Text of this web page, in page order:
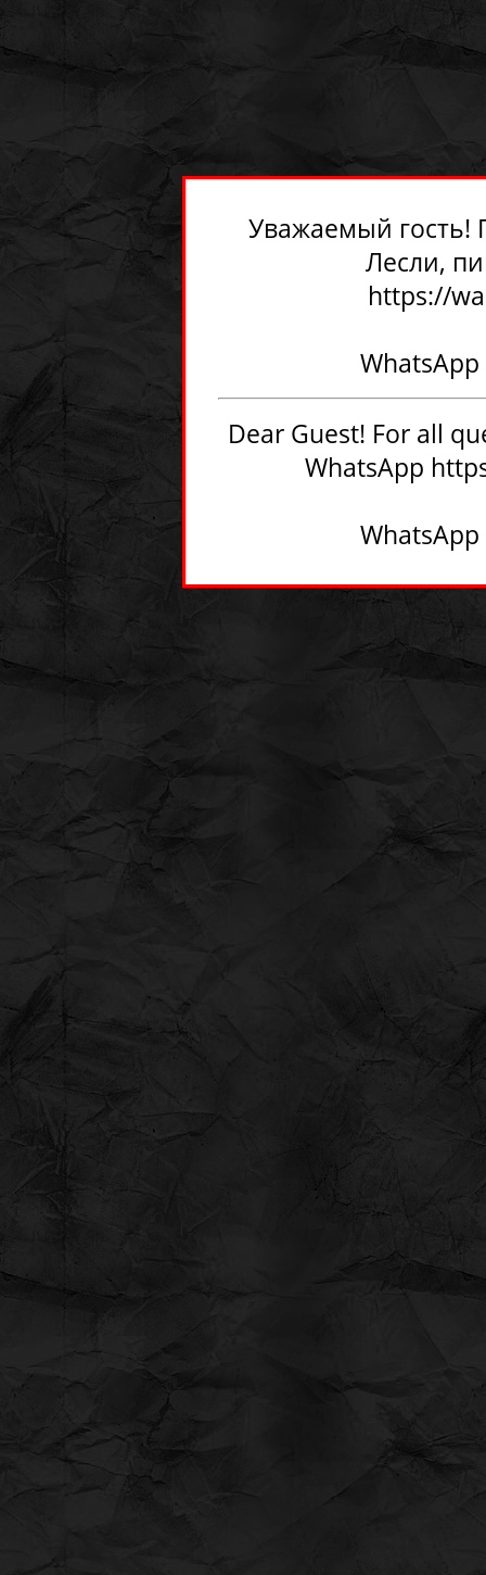
Уважаемый гость!
Лесли,
https://
WhatsApp
Dear Guest! For all
WhatsApp
WhatsApp